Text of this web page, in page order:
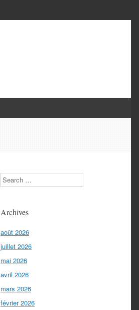
Search
Archives
août 2026
juillet 2026
mai 2026
avril 2026
mars 2026
février 2026